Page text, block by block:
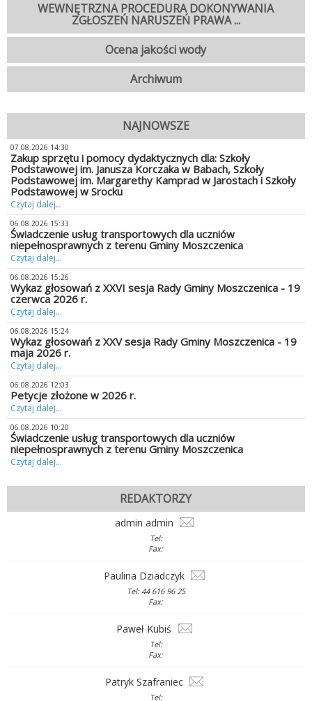
WEWNĘTRZNA PROCEDURA DOKONYWANIA
ZGŁOSZEŃ NARUSZEŃ PRAWA ...
Ocena jakości wody
Archiwum
NAJNOWSZE
07.08.2026 14:30
Zakup sprzętu i pomocy dydaktycznych dla: Szkoły
Podstawowej im. Janusza Korczaka w Babach, Szkoły
Podstawowej im. Margarethy Kamprad w Jarostach i Szkoły
Podstawowej w Srocku
Czytaj dalej...
06.08.2026 15:33
Świadczenie usług transportowych dla uczniów
niepełnosprawnych z terenu Gminy Moszczenica
Czytaj dalej...
06.08.2026 15:26
Wykaz głosowań z XXVI sesja Rady Gminy Moszczenica - 19
czerwca 2026 r.
Czytaj dalej...
06.08.2026 15:24
Wykaz głosowań z XXV sesja Rady Gminy Moszczenica - 19
maja 2026 r.
Czytaj dalej...
06.08.2026 12:03
Petycje złożone w 2026 r.
Czytaj dalej...
06.08.2026 10:20
Świadczenie usług transportowych dla uczniów
niepełnosprawnych z terenu Gminy Moszczenica
Czytaj dalej...
REDAKTORZY
admin admin
Tel:
Fax:
Paulina Dziadczyk
Tel: 44 616 96 25
Fax:
Paweł Kubiś
Tel:
Fax:
Patryk Szafraniec
Tel: